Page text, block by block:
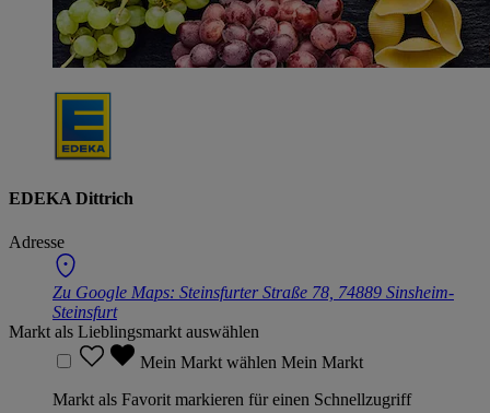
EDEKA Dittrich
Adresse
Zu Google Maps: Steinsfurter Straße 78, 74889 Sinsheim-
Steinsfurt
Markt als Lieblingsmarkt auswählen
Mein Markt wählen Mein Markt
Markt als Favorit markieren für einen Schnellzugriff